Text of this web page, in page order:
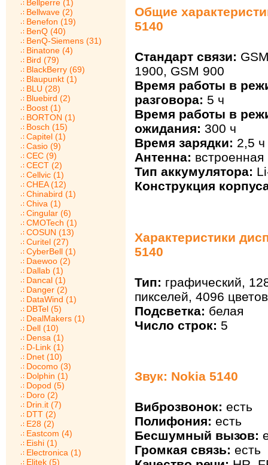
Bellperre (1)
Bellwave (2)
Benefon (19)
BenQ (40)
BenQ-Siemens (31)
Binatone (4)
Bird (79)
BlackBerry (69)
Blaupunkt (1)
BLU (28)
Bluebird (2)
Boost (1)
BORTON (1)
Bosch (15)
Capitel (1)
Casio (9)
CEC (9)
CECT (2)
Cellvic (1)
CHEA (12)
Chinabird (1)
Chiva (1)
Cingular (6)
CMOTech (1)
COSUN (13)
Curitel (27)
CyberBell (1)
Daewoo (2)
Dallab (1)
Dancal (1)
Danger (2)
DataWind (1)
DBTel (5)
DealMakers (1)
Dell (10)
Densa (1)
D-Link (1)
Dnet (10)
Docomo (3)
Dolphin (1)
Dopod (5)
Doro (2)
Drin.it (7)
DTT (2)
E28 (2)
Eastcom (4)
Eishi (1)
Electronica (1)
Elitek (5)
Общие
5140
Стандарт связи:
1900, GSM 900
Время работы в
разговора: 5 ч
Время работы в
ожидания: 300 ч
Время зарядки: 2,5 ч
Антенна: встроенная
Тип аккумулятора:
Конструкция
Характеристики
5140
Тип: графический,
пикселей, 4096 цветов
Подсветка: белая
Число строк: 5
Звук: Nokia 5140
Виброзвонок: есть
Полифония: есть
Бесшумный вызов:
Громкая связь: есть